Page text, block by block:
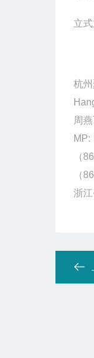
立
杭
周
MP:
（
（
浙